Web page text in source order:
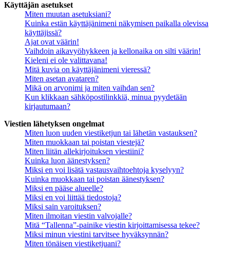
Käyttäjän asetukset
Miten muutan asetuksiani?
Kuinka estän käyttäjänimeni näkymisen paikalla olevissa
käyttäjissä?
Ajat ovat väärin!
Vaihdoin aikavyöhykkeen ja kellonaika on silti väärin!
Kieleni ei ole valittavana!
Mitä kuvia on käyttäjänimeni vieressä?
Miten asetan avataren?
Mikä on arvonimi ja miten vaihdan sen?
Kun klikkaan sähköpostilinkkiä, minua pyydetään
kirjautumaan?
Viestien lähetyksen ongelmat
Miten luon uuden viestiketjun tai lähetän vastauksen?
Miten muokkaan tai poistan viestejä?
Miten liitän allekirjoituksen viestiini?
Kuinka luon äänestyksen?
Miksi en voi lisätä vastausvaihtoehtoja kyselyyn?
Kuinka muokkaan tai poistan äänestyksen?
Miksi en pääse alueelle?
Miksi en voi liittää tiedostoja?
Miksi sain varoituksen?
Miten ilmoitan viestin valvojalle?
Mitä “Tallenna”-painike viestin kirjoittamisessa tekee?
Miksi minun viestini tarvitsee hyväksynnän?
Miten tönäisen viestiketjuani?